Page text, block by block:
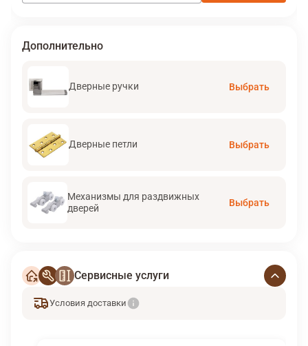
Дополнительно
Дверные ручки Выбрать
Дверные петли Выбрать
Механизмы для раздвижных
дверей
Выбрать
Сервисные услуги
Условия доставки